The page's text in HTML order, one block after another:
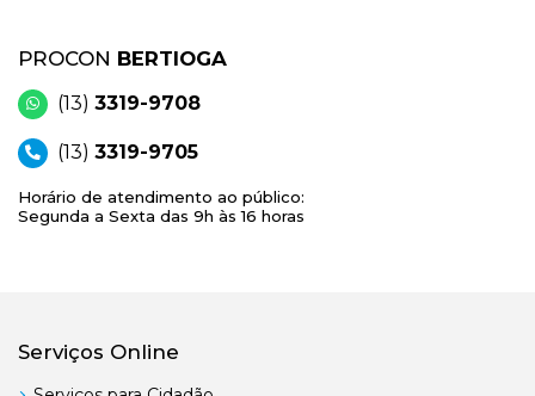
PROCON BERTIOGA
(13) 3319-9708
(13) 3319-9705
Horário de atendimento ao público:
Segunda a Sexta das 9h às 16 horas
Serviços Online